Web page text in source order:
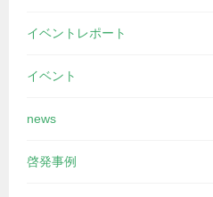
イベントレポート
イベント
news
啓発事例